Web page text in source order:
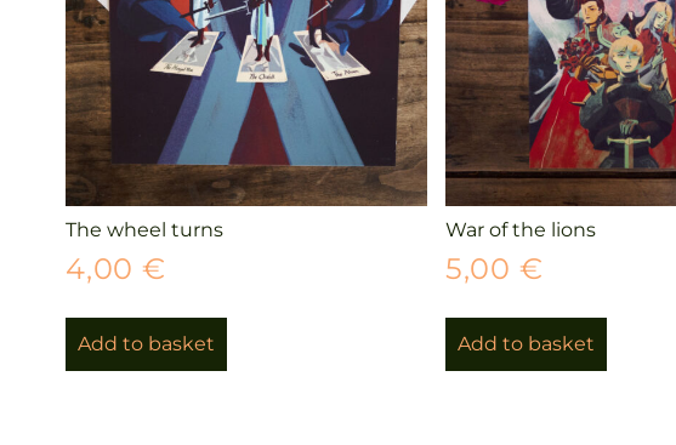
The wheel turns
4,00€
Add to basket
War of the lions
5,00€
Add to basket